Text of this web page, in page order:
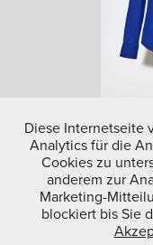
Diese Internetseite
Analytics für die
Cookies zu
anderem zur
Marketing-
blockiert bis Sie